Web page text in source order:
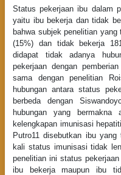
Status pekerjaan ibu dalam
yaitu ibu bekerja dan tidak
bahwa subjek penelitian
(15%) dan tidak bekerja
didapat tidak adanya
pekerjaan dengan
sama dengan penelitian
hubungan antara status
berbeda dengan
hubungan yang
kelengkapan imunisasi
Putro11 disebutkan ibu
kali status imunisasi tidak
penelitian ini status
ibu bekerja maupun ibu